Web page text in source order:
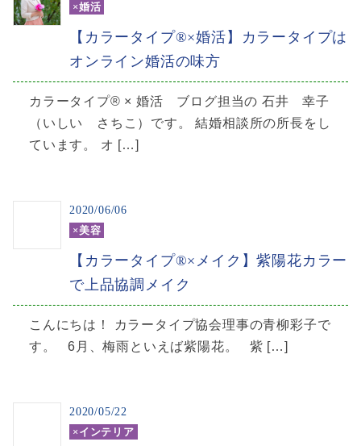
×婚活
【カラータイプ®×婚活】カラータイプは
オンライン婚活の味方
カラータイプ® × 婚活 ブログ担当の 石井 幸子
（いしい さちこ）です。 結婚相談所の所長をし
ています。 オ […]
2020/06/06
×美容
【カラータイプ®️×メイク】紫陽花カラー
で上品協調メイク
こんにちは！ カラータイプ協会理事の青柳彩子で
す。 6月、梅雨といえば紫陽花。 紫 […]
2020/05/22
×インテリア